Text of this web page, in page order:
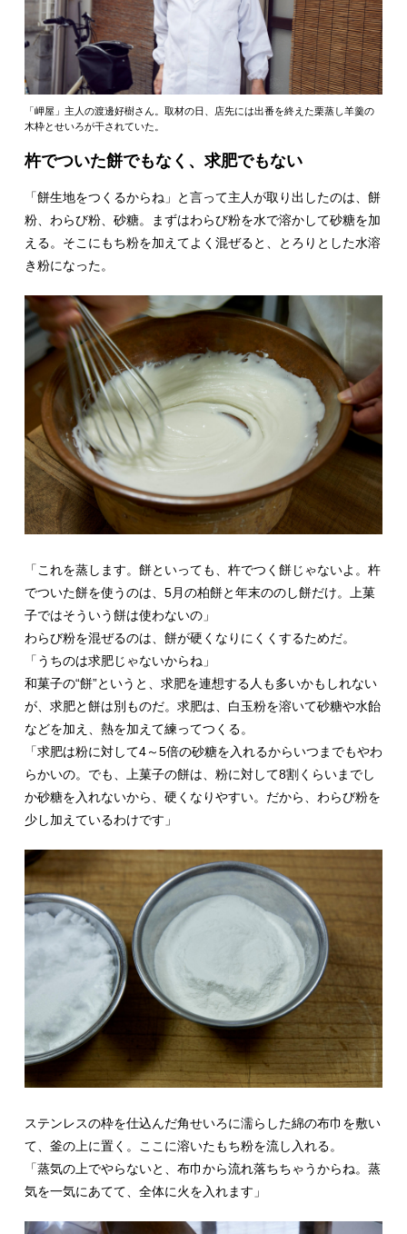
「岬屋」主人の渡邊好樹さん。取材の日、店先には出番を終えた栗蒸し羊羹の
木枠とせいろが干されていた。
杵でついた餅でもなく、求肥でもない
「餅生地をつくるからね」と言って主人が取り出したのは、餅
粉、わらび粉、砂糖。まずはわらび粉を水で溶かして砂糖を加
える。そこにもち粉を加えてよく混ぜると、とろりとした水溶
き粉になった。
「これを蒸します。餅といっても、杵でつく餅じゃないよ。杵
でついた餅を使うのは、5月の柏餅と年末ののし餅だけ。上菓
子ではそういう餅は使わないの」
わらび粉を混ぜるのは、餅が硬くなりにくくするためだ。
「うちのは求肥じゃないからね」
和菓子の“餅”というと、求肥を連想する人も多いかもしれない
が、求肥と餅は別ものだ。求肥は、白玉粉を溶いて砂糖や水飴
などを加え、熱を加えて練ってつくる。
「求肥は粉に対して4～5倍の砂糖を入れるからいつまでもやわ
らかいの。でも、上菓子の餅は、粉に対して8割くらいまでし
か砂糖を入れないから、硬くなりやすい。だから、わらび粉を
少し加えているわけです」
ステンレスの枠を仕込んだ角せいろに濡らした綿の布巾を敷い
て、釜の上に置く。ここに溶いたもち粉を流し入れる。
「蒸気の上でやらないと、 布巾から流れ落ちちゃうからね。蒸
気を一気にあてて、全体に火を入れます」